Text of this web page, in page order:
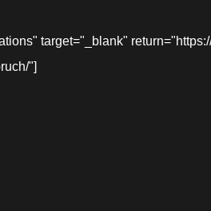
target="_blank"
"]